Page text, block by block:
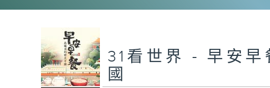
31看世界 - 早安早
國